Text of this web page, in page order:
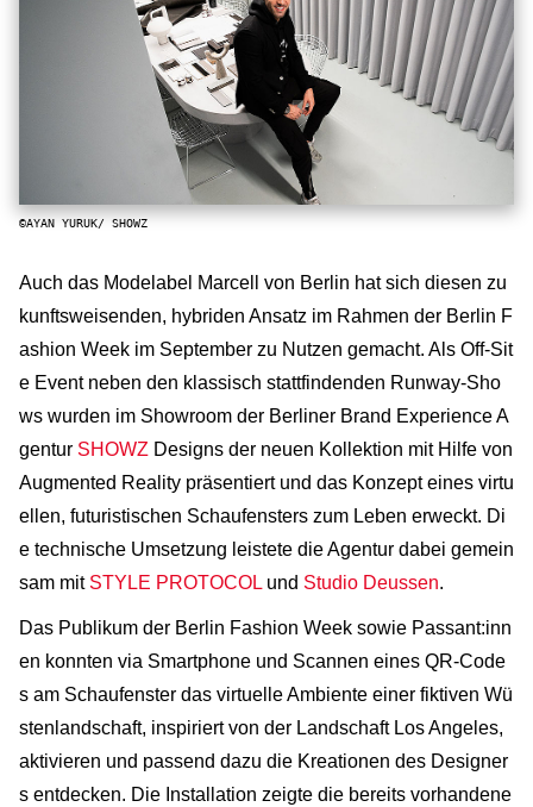
©AYAN YURUK/ SHOWZ
Auch das Modelabel Marcell von Berlin hat sich diesen zu
kunftsweisenden, hybriden Ansatz im Rahmen der Berlin F
ashion Week im September zu Nutzen gemacht. Als Off-Sit
e Event neben den klassisch stattfindenden Runway-Sho
ws wurden im Showroom der Berliner Brand Experience A
gentur SHOWZ Designs der neuen Kollektion mit Hilfe von
Augmented Reality präsentiert und das Konzept eines virtu
ellen, futuristischen Schaufensters zum Leben erweckt. Di
e technische Umsetzung leistete die Agentur dabei gemein
sam mitSTYLE PROTOCOL und Studio Deussen.
Das Publikum der Berlin Fashion Week sowie Passant:inn
en konnten via Smartphone und Scannen eines QR-Code
s am Schaufenster das virtuelle Ambiente einer fiktiven Wü
stenlandschaft, inspiriert von der Landschaft Los Angeles,
aktivieren und passend dazu die Kreationen des Designer
s entdecken. Die Installation zeigte die bereits vorhandene